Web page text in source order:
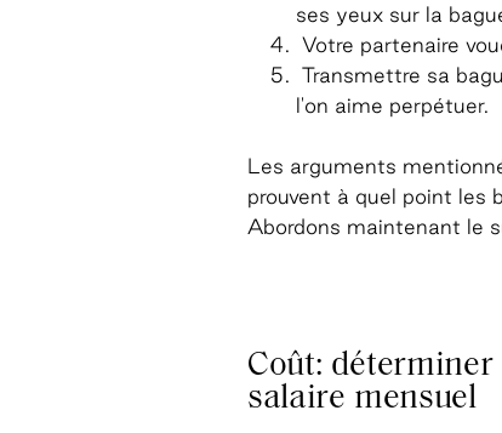
ses yeux sur la
Votre partenaire
Transmettre sa
l'on aime perpétuer.
Les arguments
prouvent à quel point les
Abordons maintenant le
Coût: déterminer
salaire mensuel